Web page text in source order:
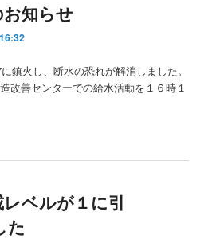
知らせ
鎮火し、断水の恐れが解消しました。
改善センターでの給水活動を１６時１
ベルが１に引
た